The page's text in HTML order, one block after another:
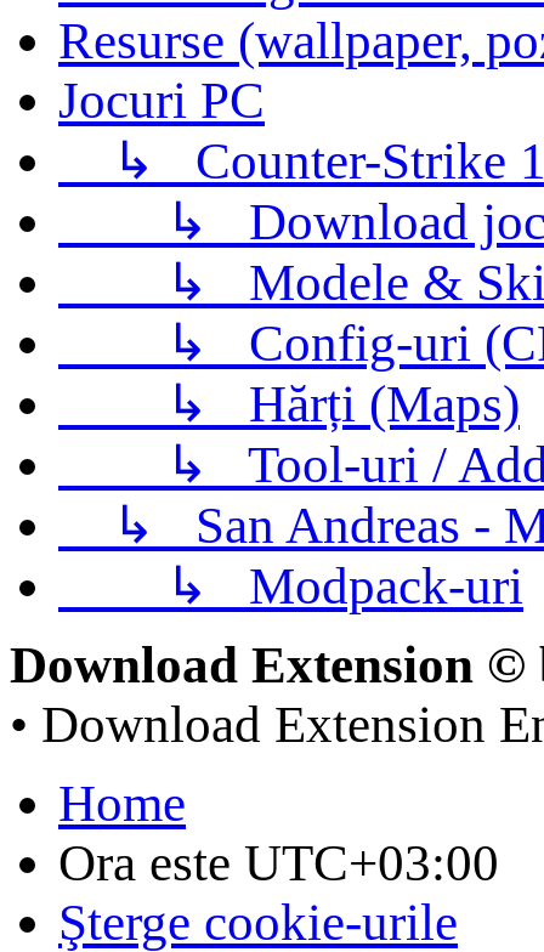
Resurse (wallpaper,
Jocuri PC
↳ Counter-Strike
↳ Download
↳ Modele &
↳ Config-uri
↳ Hărți (Maps)
↳ Tool-uri /
↳ San Andreas -
↳ Modpack-uri
Download Extension
• Download Extension
Home
Ora este UTC+03:00
Şterge cookie-urile